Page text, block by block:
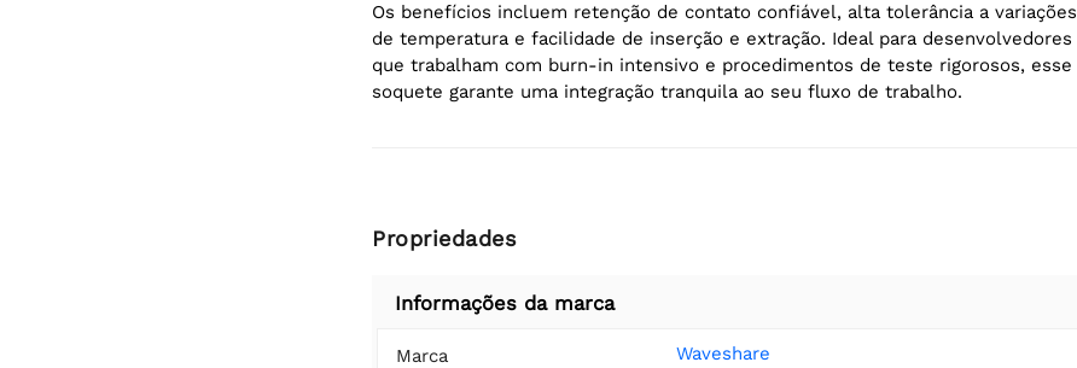
Os benefícios incluem retenção de contato confiável, alta tolerância a variações
de temperatura e facilidade de inserção e extração. Ideal para desenvolvedores
que trabalham com burn-in intensivo e procedimentos de teste rigorosos, esse
soquete garante uma integração tranquila ao seu fluxo de trabalho.
Propriedades
Informações da marca
Marca Waveshare